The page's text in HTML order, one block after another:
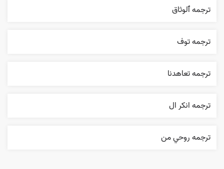
ترجمه ٱلوثاق
ترجمه توف
ترجمه تعاهدنا
ترجمه انکر ال
ترجمه روحي من